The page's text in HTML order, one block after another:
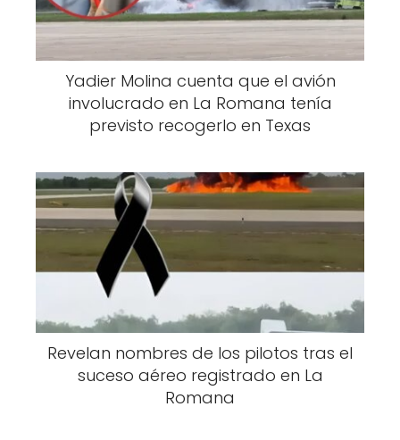
Yadier Molina cuenta que el avión
involucrado en La Romana tenía
previsto recogerlo en Texas
Revelan nombres de los pilotos tras el
suceso aéreo registrado en La
Romana